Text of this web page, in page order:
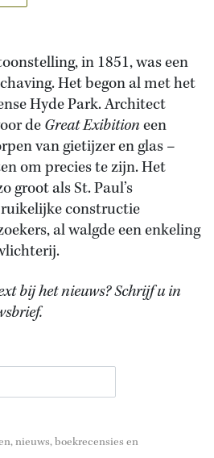
in 1851, was een
Het begon al met het
Hyde Park. Architect
deGreat Exibitioneen
van gietijzer en glas –
om precies te zijn. Het
groot als St. Paul’s
constructie
al walgde een enkeling
bij het nieuws? Schrijf u in
nieuws, boekrecensies en